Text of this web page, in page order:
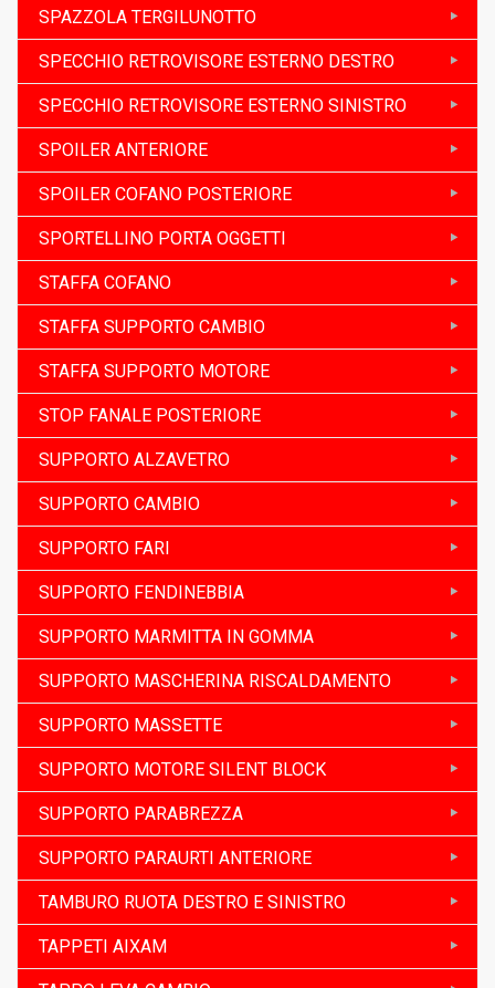
SPAZZOLA TERGILUNOTTO
SPECCHIO RETROVISORE ESTERNO DESTRO
SPECCHIO RETROVISORE ESTERNO SINISTRO
SPOILER ANTERIORE
SPOILER COFANO POSTERIORE
SPORTELLINO PORTA OGGETTI
STAFFA COFANO
STAFFA SUPPORTO CAMBIO
STAFFA SUPPORTO MOTORE
STOP FANALE POSTERIORE
SUPPORTO ALZAVETRO
SUPPORTO CAMBIO
SUPPORTO FARI
SUPPORTO FENDINEBBIA
SUPPORTO MARMITTA IN GOMMA
SUPPORTO MASCHERINA RISCALDAMENTO
SUPPORTO MASSETTE
SUPPORTO MOTORE SILENT BLOCK
SUPPORTO PARABREZZA
SUPPORTO PARAURTI ANTERIORE
TAMBURO RUOTA DESTRO E SINISTRO
TAPPETI AIXAM